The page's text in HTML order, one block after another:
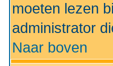
moeten lezen
administrator
Naar boven